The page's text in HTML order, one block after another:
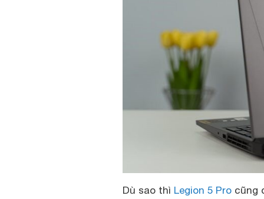
Dù sao thì Legion 5 Pro cũng